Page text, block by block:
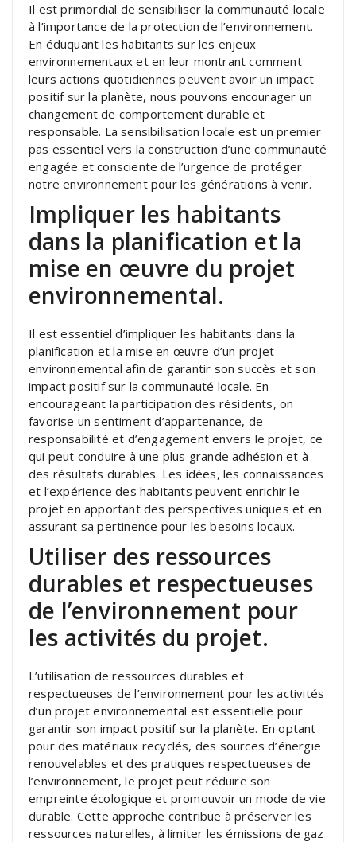
Il est primordial de sensibiliser la communauté locale
à l’importance de la protection de l’environnement.
En éduquant les habitants sur les enjeux
environnementaux et en leur montrant comment
leurs actions quotidiennes peuvent avoir un impact
positif sur la planète, nous pouvons encourager un
changement de comportement durable et
responsable. La sensibilisation locale est un premier
pas essentiel vers la construction d’une communauté
engagée et consciente de l’urgence de protéger
notre environnement pour les générations à venir.
Impliquer les habitants
dans la planification et la
mise en œuvre du projet
environnemental.
Il est essentiel d’impliquer les habitants dans la
planification et la mise en œuvre d’un projet
environnemental afin de garantir son succès et son
impact positif sur la communauté locale. En
encourageant la participation des résidents, on
favorise un sentiment d’appartenance, de
responsabilité et d’engagement envers le projet, ce
qui peut conduire à une plus grande adhésion et à
des résultats durables. Les idées, les connaissances
et l’expérience des habitants peuvent enrichir le
projet en apportant des perspectives uniques et en
assurant sa pertinence pour les besoins locaux.
Utiliser des ressources
durables et respectueuses
de l’environnement pour
les activités du projet.
L’utilisation de ressources durables et
respectueuses de l’environnement pour les activités
d’un projet environnemental est essentielle pour
garantir son impact positif sur la planète. En optant
pour des matériaux recyclés, des sources d’énergie
renouvelables et des pratiques respectueuses de
l’environnement, le projet peut réduire son
empreinte écologique et promouvoir un mode de vie
durable. Cette approche contribue à préserver les
ressources naturelles, à limiter les émissions de gaz